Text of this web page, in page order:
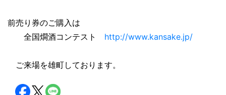
前売り券のご購入は
全国燗酒コンテスト http://www.kansake.jp/
ご来場を雄町しております。